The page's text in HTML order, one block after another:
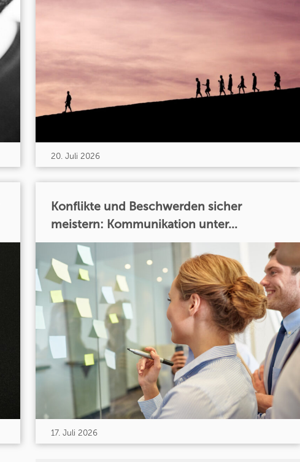
20. Juli 2026
Konflikte und Beschwerden sicher
meistern: Kommunikation unter...
17. Juli 2026